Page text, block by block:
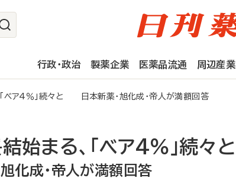
行政・政治 製薬企業 医薬品流通 周辺産業
「ベア4％」続々と 日本新薬・旭化成・帝人が満額回答
始まる、「ベア4％」続々と
旭化成・帝人が満額回答